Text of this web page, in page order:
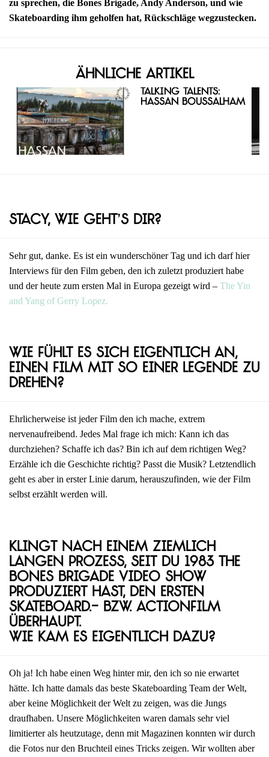
zu sprechen, die Bones Brigade, Andy Anderson, und wie
Skateboarding ihm geholfen hat, Rückschläge wegzustecken.
Ähnliche Artikel
Talking Talents:
Hassan Boussalham
Stacy, wie geht’s dir?
Sehr gut, danke. Es ist ein wunderschöner Tag und ich darf hier
Interviews für den Film geben, den ich zuletzt produziert habe
und der heute zum ersten Mal in Europa gezeigt wird – The Yin
and Yang of Gerry Lopez.
Wie fühlt es sich eigentlich an,
einen Film mit so einer Legende zu
drehen?
Ehrlicherweise ist jeder Film den ich mache, extrem
nervenaufreibend. Jedes Mal frage ich mich: Kann ich das
durchziehen? Schaffe ich das? Bin ich auf dem richtigen Weg?
Erzähle ich die Geschichte richtig? Passt die Musik? Letztendlich
geht es aber in erster Linie darum, herauszufinden, wie der Film
selbst erzählt werden will.
Klingt nach einem ziemlich
langen Prozess, seit du 1983 The
Bones Brigade Video Show
produziert hast, den ersten
Skateboard.- bzw. Actionfilm
überhaupt.
Wie kam es eigentlich dazu?
Oh ja! Ich habe einen Weg hinter mir, den ich so nie erwartet
hätte. Ich hatte damals das beste Skateboarding Team der Welt,
aber keine Möglichkeit der Welt zu zeigen, was die Jungs
draufhaben. Unsere Möglichkeiten waren damals sehr viel
limitierter als heutzutage, denn mit Magazinen konnten wir durch
die Fotos nur den Bruchteil eines Tricks zeigen. Wir wollten aber